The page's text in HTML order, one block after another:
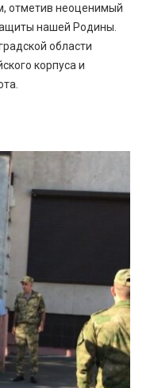
отметив неоценимый
нашей Родины.
области
корпуса и